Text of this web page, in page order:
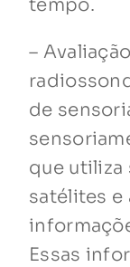
tempo.
–
de
que utiliza
satélites e
Essas